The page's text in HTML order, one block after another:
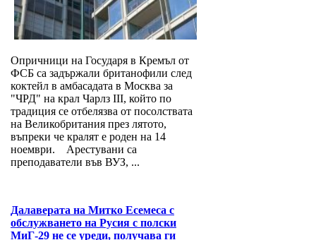
Опричници на Государя в Кремъл от
ФСБ са задържали британофили след
коктейл в амбасадата в Москва за
"ЧРД" на крал Чарлз III, който по
традиция се отбелязва от посолствата
на Великобритания през лятото,
въпреки че кралят е роден на 14
ноември. Арестувани са
преподаватели във ВУЗ, ...
Далаверата на Митко Есемеса с
обслужването на Русия с полски
МиГ-29 не се уреди, получава ги